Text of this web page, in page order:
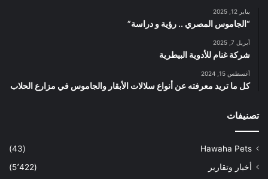
يناير 12, 2025
“الجاموس المصري .. رؤية و دراسة”
أبريل 7, 2025
شركة غنام للأدوية البيطرية
أغسطس 15, 2024
كل ما تريد معرفته عن أنواع سلالات الأبقار والجاموس في مزارع الحلاب
تصنيفات
Hawaha Pets
(43)
أخبار وتقارير
(5٬422)